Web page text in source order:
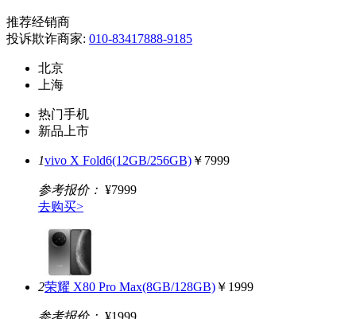
推荐经销商
投诉欺诈商家: 010-83417888-9185
北京
上海
热门手机
新品上市
1vivo X Fold6(12GB/256GB) ￥7999
参考报价： ¥7999
去购买>
2荣耀 X80 Pro Max(8GB/128GB) ￥1999
参考报价： ¥1999